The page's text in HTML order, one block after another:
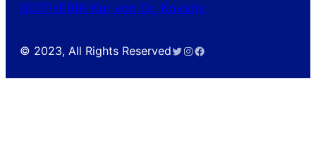
BIOTHERIK-Kur von Dr. Kovarik
© 2023, All Rights ReservedTwitter
Instagram
Facebook